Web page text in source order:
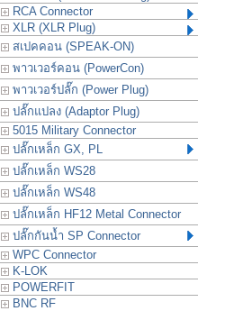
RCA Connector
XLR (XLR Plug)
สเปคคอน (SPEAK-ON)
พาวเวอร์คอน (PowerCon)
พาวเวอร์ปลั๊ก (Power Plug)
ปลั๊กแปลง (Adaptor Plug)
5015 Military Connector
ปลั๊กเหล็ก GX, PL
ปลั๊กเหล็ก WS28
ปลั๊กเหล็ก WS48
ปลั๊กเหล็ก HF12 Metal Connector
ปลั๊กกันน้ำ SP Connector
WPC Connector
K-LOK
POWERFIT
BNC RF